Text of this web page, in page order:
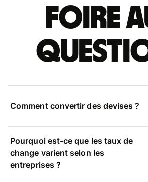
Foire
Comment convertir des devises ?
Pourquoi est-ce que les taux de
change varient selon les
entreprises ?